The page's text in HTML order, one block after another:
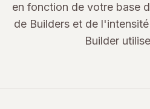
en fonction de votre base
de Builders et de
Builder